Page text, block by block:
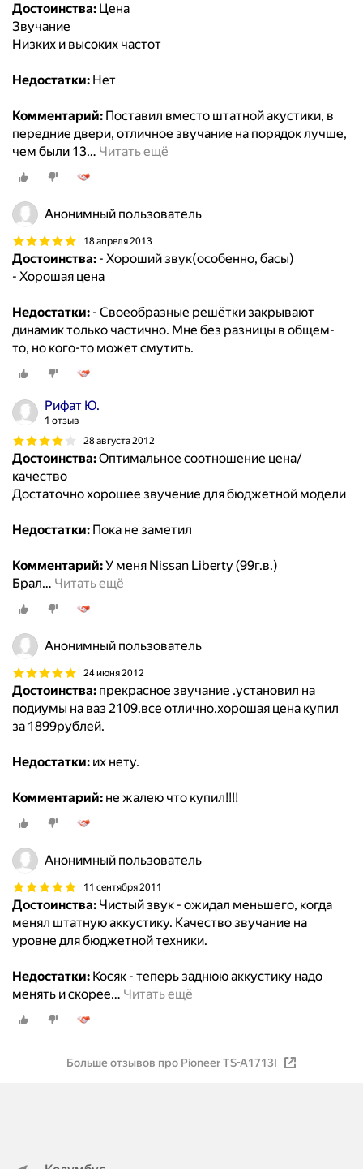
Достоинства: Цена
Звучание
Низких и высоких частот
Недостатки: Нет
Комментарий: Поставил вместо штатной акустики, в
передние двери, отличное звучание на порядок лучше,
чем были 13… Читать ещё
Анонимный пользователь
18 апреля 2013
Достоинства: - Хороший звук(особенно, басы)
- Хорошая цена
Недостатки: - Своеобразные решётки закрывают
динамик только частично. Мне без разницы в общем-
то, но кого-то может смутить.
Рифат Ю.
1 отзыв
28 августа 2012
Достоинства:Оптимальное соотношение цена/
качество
Достаточно хорошее звучение для бюджетной модели
Недостатки: Пока не заметил
Комментарий:У меня Nissan Liberty (99г.в.)
Брал… Читать ещё
Анонимный пользователь
24 июня 2012
Достоинства: прекрасное звучание .установил на
подиумы на ваз 2109.все отлично.хорошая цена купил
за 1899рублей.
Недостатки: их нету.
Комментарий: не жалею что купил!!!!
Анонимный пользователь
11 сентября 2011
Достоинства: Чистый звук - ожидал меньшего, когда
менял штатную аккустику. Качество звучание на
уровне для бюджетной техники.
Недостатки: Косяк - теперь заднюю аккустику надо
менять и скорее… Читать ещё
Больше отзывов про Pioneer TS-A1713I